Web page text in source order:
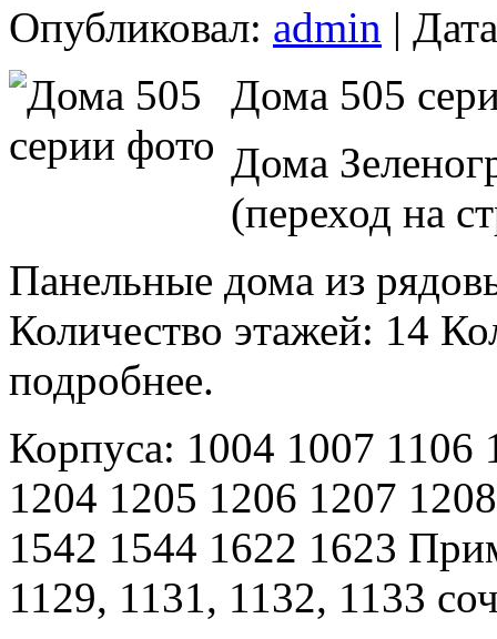
Опубликовал: admin |
Дома 505
Дома
(переход на
Панельные дома из
Количество этажей: 14
подробнее.
Корпуса: 1004 1007 1106
1204 1205 1206 1207
1542 1544 1622 1623
1129, 1131, 1132, 1133